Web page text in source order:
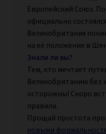
Европейский Союз.
официально
Великобритания
на её положение в
Знали ли вы?
Тем, кто мечтает
Великобританию без
осторожны! Скоро
правила.
Прощай простота
новыми